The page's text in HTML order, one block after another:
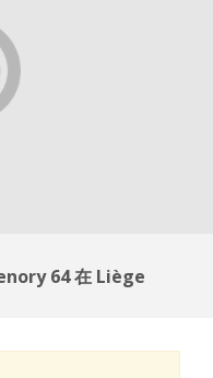
64 在 Liège